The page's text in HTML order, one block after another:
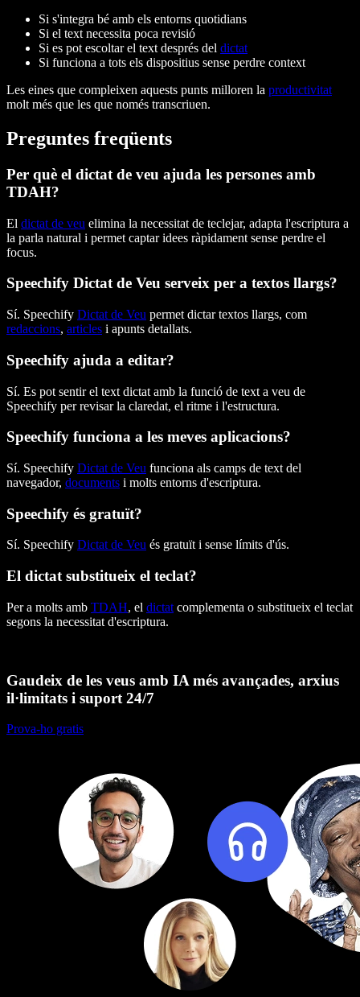
Si s'integra bé amb els entorns quotidians
Si el text necessita poca revisió
Si es pot escoltar el text després del dictat
Si funciona a tots els dispositius sense perdre context
Les eines que compleixen aquests punts milloren la productivitat
molt més que les que només transcriuen.
Preguntes freqüents
Per què el dictat de veu ajuda les persones amb
TDAH?
El dictat de veu elimina la necessitat de teclejar, adapta l'escriptura a
la parla natural i permet captar idees ràpidament sense perdre el
focus.
Speechify Dictat de Veu serveix per a textos llargs?
Sí. Speechify Dictat de Veu permet dictar textos llargs, com
redaccions, articles i apunts detallats.
Speechify ajuda a editar?
Sí. Es pot sentir el text dictat amb la funció de text a veu de
Speechify per revisar la claredat, el ritme i l'estructura.
Speechify funciona a les meves aplicacions?
Sí. Speechify Dictat de Veu funciona als camps de text del
navegador, documents i molts entorns d'escriptura.
Speechify és gratuït?
Sí. Speechify Dictat de Veu és gratuït i sense límits d'ús.
El dictat substitueix el teclat?
Per a molts amb TDAH, el dictat complementa o substitueix el teclat
segons la necessitat d'escriptura.
Gaudeix de les veus amb IA més avançades, arxius
il·limitats i suport 24/7
Prova-ho gratis